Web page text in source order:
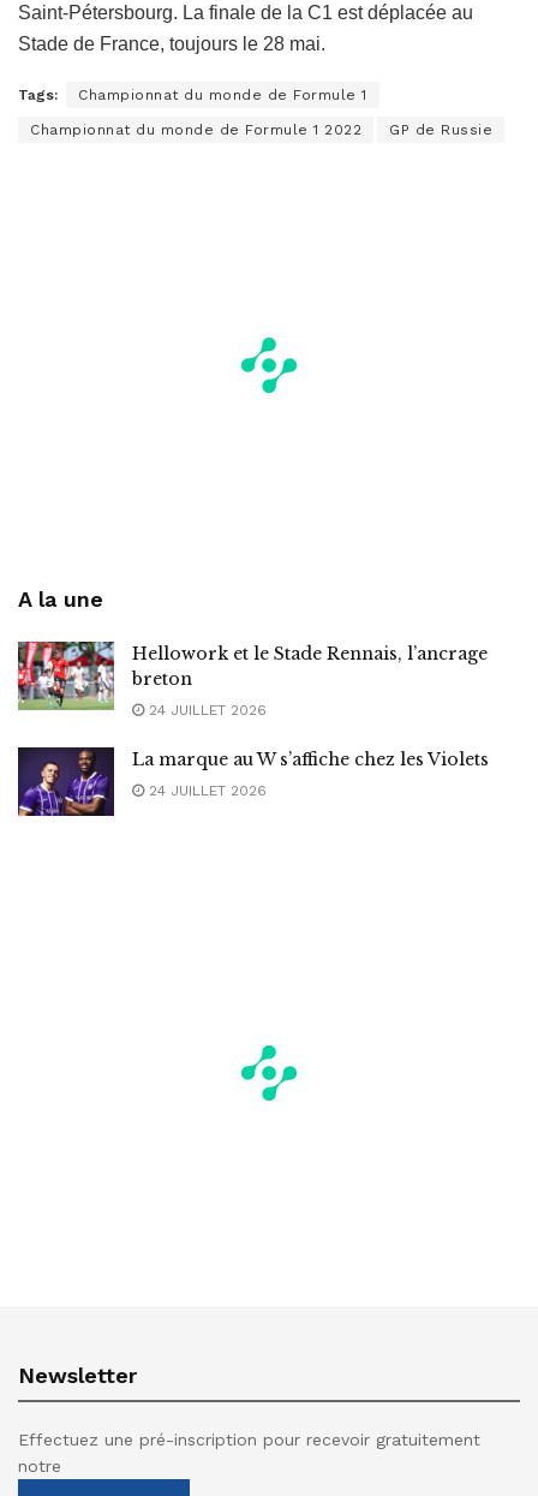
Saint-Pétersbourg. La finale de la C1 est déplacée au
Stade de France, toujours le 28 mai.
Tags: Championnat du monde de Formule 1
Championnat du monde de Formule 1 2022 GP de Russie
A la une
Hellowork et le Stade Rennais, l’ancrage
breton
24 JUILLET 2026
La marque au W s’affiche chez les Violets
24 JUILLET 2026
Newsletter
Effectuez une pré-inscription pour recevoir gratuitement
notre